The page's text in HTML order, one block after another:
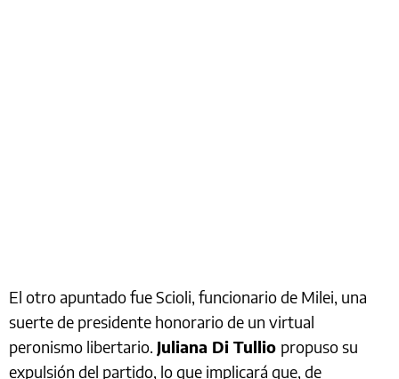
El otro apuntado fue Scioli, funcionario de Milei, una
suerte de presidente honorario de un virtual
peronismo libertario. Juliana Di Tullio propuso su
expulsión del partido, lo que implicará que, de